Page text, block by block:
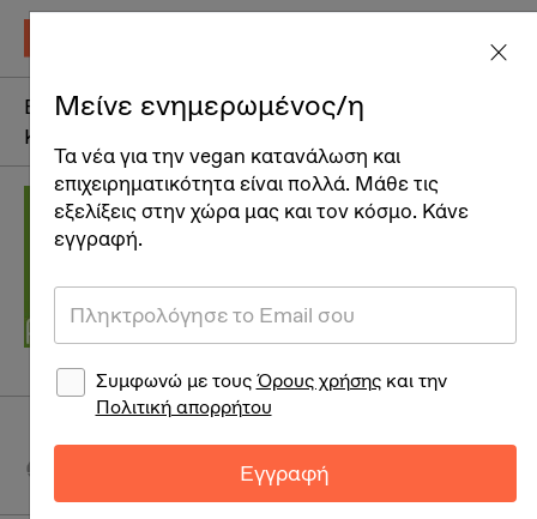
Εστιατόρια +
Καφέ
Καταστήματα
Ekos
Μείνε ενημερωμένος/η
Τα νέα για την vegan κατανάλωση και
επιχειρηματικότητα είναι πολλά. Μάθε τις
εξελίξεις στην χώρα μας και τον κόσμο. Κάνε
εγγραφή.
Συμφωνώ με τουςΌρους χρήσηςκαι την
Πολιτική απορρήτου
Εγγραφή